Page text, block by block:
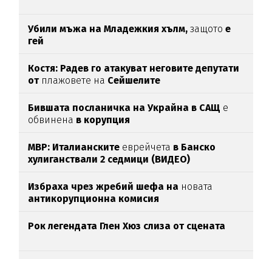
Убили мъжа на Младежкия хълм,защото е
гей
Костя: Радев го атакуват неговите депутати
отплажовете на Сейшелите
Бившата посланичка на Украйна в САЩ е
обвинена в корупция
МВР: Италианските еврейчета в Банско
хулиганствали 2 седмици (ВИДЕО)
Избраха чрез жребий шефа на новата
антикорупционна комисия
Рок легендата Глен Хюз слиза от сцената